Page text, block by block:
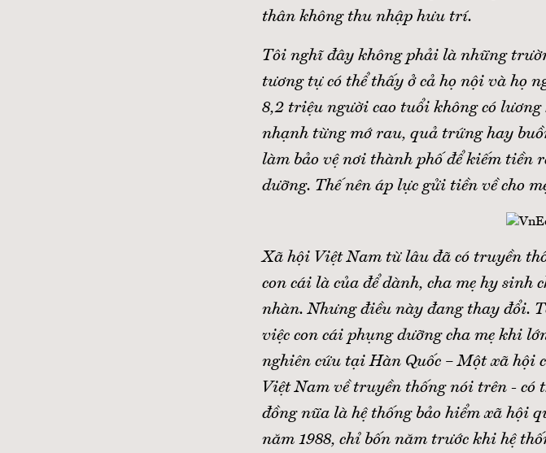
thân không thu nhập hưu trí.
Tôi nghĩ đây không phải là những
tương tự có thể thấy ở cả họ nội và họ
8,2 triệu người cao tuổi không có
nhạnh từng mớ rau, quả trứng hay
làm bảo vệ nơi thành phố để kiếm tiền
dưỡng. Thế nên áp lực gửi tiền về cho
Xã hội Việt Nam từ lâu đã có truyền
con cái là của để dành, cha mẹ hy sinh
nhàn. Nhưng điều này đang thay đổi.
việc con cái phụng dưỡng cha mẹ khi
nghiên cứu tại Hàn Quốc – Một xã hội
Việt Nam về truyền thống nói trên - có
đồng nữa là hệ thống bảo hiểm xã hội
năm 1988, chỉ bốn năm trước khi hệ